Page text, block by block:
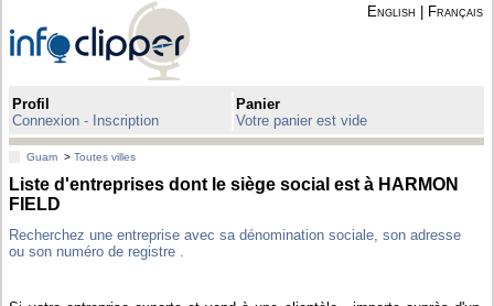
English Français
Profil
Connexion - Inscription
Panier
Votre panier est vide
Guam >Toutes villes
Liste d'entreprises dont le siège social est à HARMON
FIELD
Recherchez une entreprise avec sa dénomination sociale, son adresse
ou son numéro de registre .